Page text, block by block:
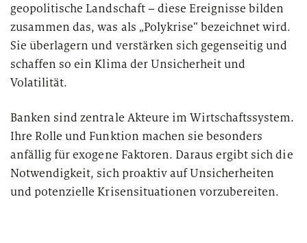
Kompositversicherer
Krankenversicherer
Spezialinstitute &
Techunternehmen
Private Banking & Wealth
Management
Regulierung & Sonderprüfungen
Themenfür Financial Services
Transformationskompetenz entlang der gesamten
Wertschöpfungskette
European Asset Management Study
geopolitische Landschaft – diese Ereignisse bilden
zusammen das, was als „Polykrise“ bezeichnet wird.
Sie überlagern und verstärken sich gegenseitig und
schaffen so ein Klima der Unsicherheit und
Volatilität.
Banken sind zentrale Akteure im Wirtschaftssystem.
Ihre Rolle und Funktion machen sie besonders
anfällig für exogene Faktoren. Daraus ergibt sich die
Notwendigkeit, sich proaktiv auf Unsicherheiten
und potenzielle Krisensituationen vorzubereiten.